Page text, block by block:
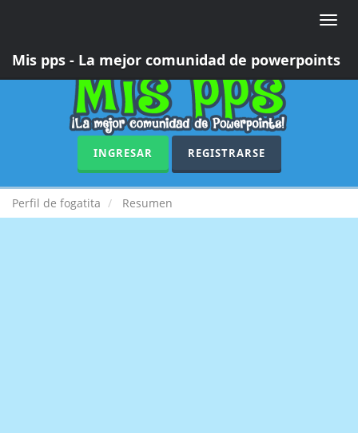
Toggle
Mis pps - La mejor comunidad de powerpoints
INGRESAR REGISTRARSE
Perfil de fogatita Resumen